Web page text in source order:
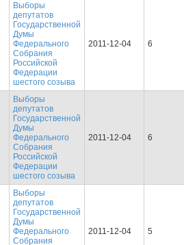
Выборы
депутатов
Государственной
Думы
Федерального
Собрания
Российской
Федерации
шестого созыва
2011-12-04 6
Выборы
депутатов
Государственной
Думы
Федерального
Собрания
Российской
Федерации
шестого созыва
2011-12-04 6
Выборы
депутатов
Государственной
Думы
Федерального
Собрания
2011-12-04 5